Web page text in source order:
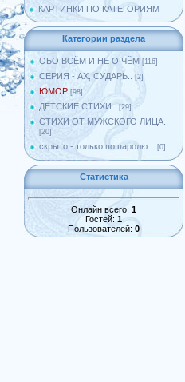
КАРТИНКИ ПО КАТЕГОРИЯМ
Категории раздела
ОБО ВСЁМ И НЕ О ЧЁМ [116]
СЕРИЯ - АХ, СУДАРЬ.. [2]
ЮМОР [98]
ДЕТСКИЕ СТИХИ.. [29]
СТИХИ ОТ МУЖСКОГО ЛИЦА..
[20]
скрыто - только по паролю... [0]
Статистика
Онлайн всего: 1
Гостей: 1
Пользователей: 0